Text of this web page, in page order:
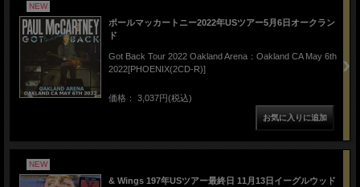
NEW
ポールマッカートニー2022年USツアー5月6日オークラン
ド
Got Back Tour 2022 Oakland Arena：Oakland CA May 6th
2022[PHOENIX(2CD-R)]
価格： 3,037円(税込)
NEW
& Wings 197年USツアー最終日 11月13日イーグルウッド